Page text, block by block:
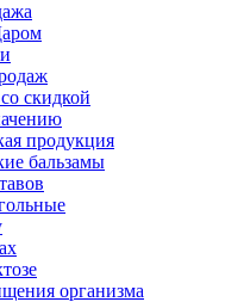
скидкой
продукция
бальзамы
организма